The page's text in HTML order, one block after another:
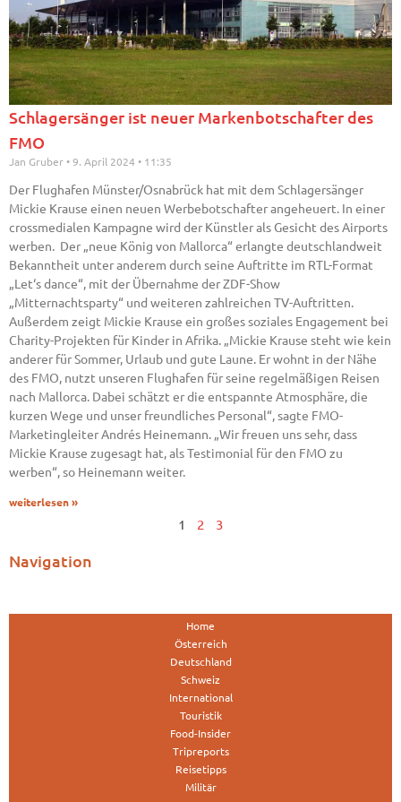
Schlagersänger ist neuer Markenbotschafter des
FMO
Jan Gruber 9. April 2024 11:35
Der Flughafen Münster/Osnabrück hat mit dem Schlagersänger
Mickie Krause einen neuen Werbebotschafter angeheuert. In einer
crossmedialen Kampagne wird der Künstler als Gesicht des Airports
werben. Der „neue König von Mallorca“ erlangte deutschlandweit
Bekanntheit unter anderem durch seine Auftritte im RTL-Format
„Let‘s dance“, mit der Übernahme der ZDF-Show
„Mitternachtsparty“ und weiteren zahlreichen TV-Auftritten.
Außerdem zeigt Mickie Krause ein großes soziales Engagement bei
Charity-Projekten für Kinder in Afrika. „Mickie Krause steht wie kein
anderer für Sommer, Urlaub und gute Laune. Er wohnt in der Nähe
des FMO, nutzt unseren Flughafen für seine regelmäßigen Reisen
nach Mallorca. Dabei schätzt er die entspannte Atmosphäre, die
kurzen Wege und unser freundliches Personal“, sagte FMO-
Marketingleiter Andrés Heinemann. „Wir freuen uns sehr, dass
Mickie Krause zugesagt hat, als Testimonial für den FMO zu
werben“, so Heinemann weiter.
weiterlesen »
1 2 3
Navigation
Home
Österreich
Deutschland
Schweiz
International
Touristik
Food-Insider
Tripreports
Reisetipps
Militär